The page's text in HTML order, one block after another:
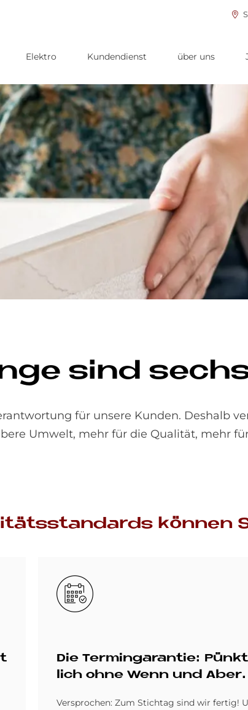
Elektro Kundendienst über uns
sind
für unsere Kunden. Deshalb
Umwelt, mehr für die Qualität, mehr
kön­nen
Bild
Die Ter­minga­ran­tie:
lich ohne Wenn und Aber.
Versprochen: Zum Stichtag sind wir fertig!